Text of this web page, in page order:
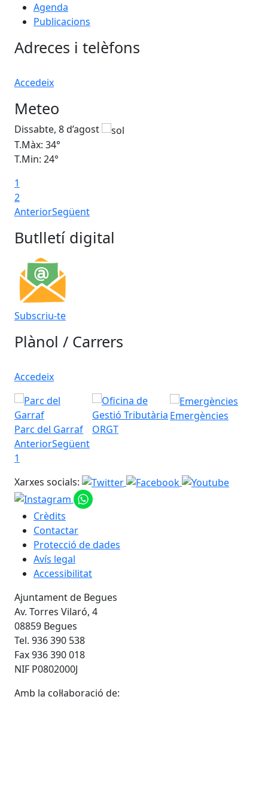
Agenda
Publicacions
Adreces i telèfons
Accedeix
Meteo
Dissabte, 8 d’agost
T.Màx: 34°
T.Min: 24°
1
2
AnteriorSegüent
Butlletí digital
Subscriu-te
Plànol / Carrers
Accedeix
Parc del Garraf ORGT
Emergències
AnteriorSegüent
1
Xarxes socials:
Crèdits
Contactar
Protecció de dades
Avís legal
Accessibilitat
Ajuntament de Begues
Av. Torres Vilaró, 4
08859 Begues
Tel. 936 390 538
Fax 936 390 018
NIF P0802000J
Amb la col·laboració de: